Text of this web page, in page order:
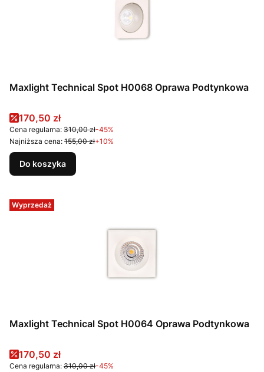
Maxlight Technical Spot H0068 Oprawa Podtynkowa
Cena promocyjna
170,50 zł
Cena regularna: 310,00 zł-45%
Najniższa cena: 155,00 zł+10%
Do koszyka
Wyprzedaż
Maxlight Technical Spot H0064 Oprawa Podtynkowa
Cena promocyjna
170,50 zł
Cena regularna: 310,00 zł-45%